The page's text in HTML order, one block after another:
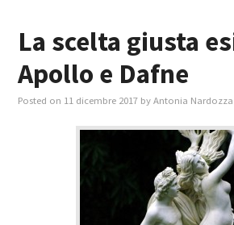
La scelta giusta
Apollo e Dafne
Posted on 11 dicembre 2017 byAntonia Nardozza